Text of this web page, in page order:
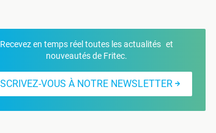
Recevez en temps réel toutes les actualités et
nouveautés de Fritec.
VOUS À NOTRE NEWSLETTER